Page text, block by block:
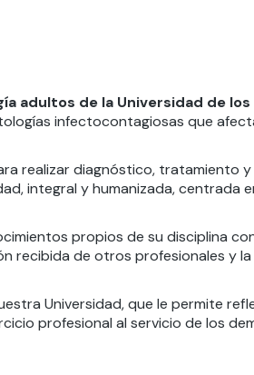
adultos de la Universidad de los
infectocontagiosas que
realizar diagnóstico, tratamiento
integral y humanizada, centrada
propios de su disciplina
recibida de otros profesionales y
Universidad, que le permite
profesional al servicio de los